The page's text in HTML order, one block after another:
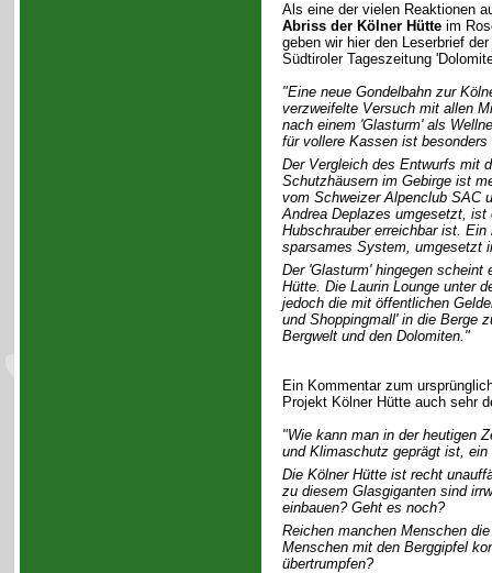
Als eine der vielen Reaktionen
Abriss der Kölner Hütteim
geben wir hier den Leserbrief
Südtiroler Tageszeitung
"Eine neue Gondelbahn zur
verzweifelte Versuch mit allen
nach einem 'Glasturm' als
für vollere Kassen ist
Der Vergleich des Entwurfs mit
Schutzhäusern im Gebirge ist
vom Schweizer Alpenclub SAC
Andrea Deplazes umgesetzt,
Hubschrauber erreichbar ist.
sparsames System, umgesetzt
Der 'Glasturm' hingegen scheint
Hütte. Die Laurin Lounge unter
jedoch die mit öffentlichen
und Shoppingmall' in die Berge
Bergwelt und den Dolomiten."
Ein Kommentar zum
Projekt Kölner Hütte auch sehr
"Wie kann man in der heutigen
und Klimaschutz geprägt ist,
Die Kölner Hütte ist recht
zu diesem Glasgiganten sind
einbauen? Geht es noch?
Reichen manchen Menschen
Menschen mit den Berggipfel
übertrumpfen?